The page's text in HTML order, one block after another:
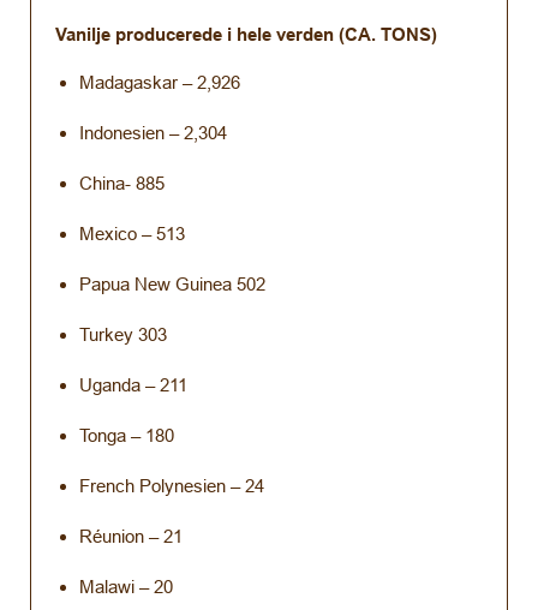
Vanilje producerede i hele verden (CA. TONS)
Madagaskar – 2,926
Indonesien – 2,304
China- 885
Mexico – 513
Papua New Guinea 502
Turkey 303
Uganda – 211
Tonga – 180
French Polynesien – 24
Réunion – 21
Malawi – 20